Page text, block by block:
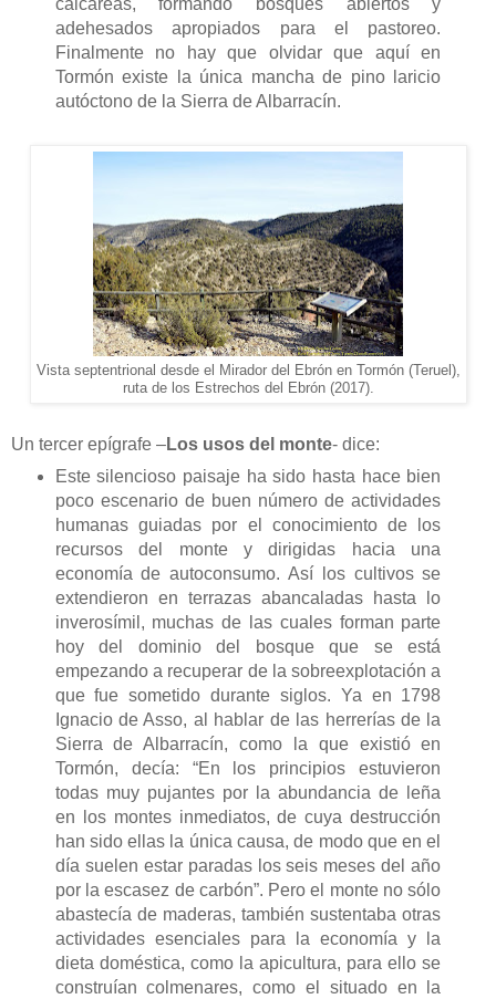
adehesados apropiados para el pastoreo.
Finalmente no hay que olvidar que aquí en
Tormón existe la única mancha de pino laricio
autóctono de la Sierra de Albarracín.
Vista septentrional desde el Mirador del Ebrón en Tormón (Teruel),
ruta de los Estrechos del Ebrón (2017).
Un tercer epígrafe –Los usos del monte- dice:
Este silencioso paisaje ha sido hasta hace bien
poco escenario de buen número de actividades
humanas guiadas por el conocimiento de los
recursos del monte y dirigidas hacia una
economía de autoconsumo. Así los cultivos se
extendieron en terrazas abancaladas hasta lo
inverosímil, muchas de las cuales forman parte
hoy del dominio del bosque que se está
empezando a recuperar de la sobreexplotación a
que fue sometido durante siglos. Ya en 1798
Ignacio de Asso, al hablar de las herrerías de la
Sierra de Albarracín, como la que existió en
Tormón, decía: “En los principios estuvieron
todas muy pujantes por la abundancia de leña
en los montes inmediatos, de cuya destrucción
han sido ellas la única causa, de modo que en el
día suelen estar paradas los seis meses del año
por la escasez de carbón”. Pero el monte no sólo
abastecía de maderas, también sustentaba otras
actividades esenciales para la economía y la
dieta doméstica, como la apicultura, para ello se
construían colmenares, como el situado en la